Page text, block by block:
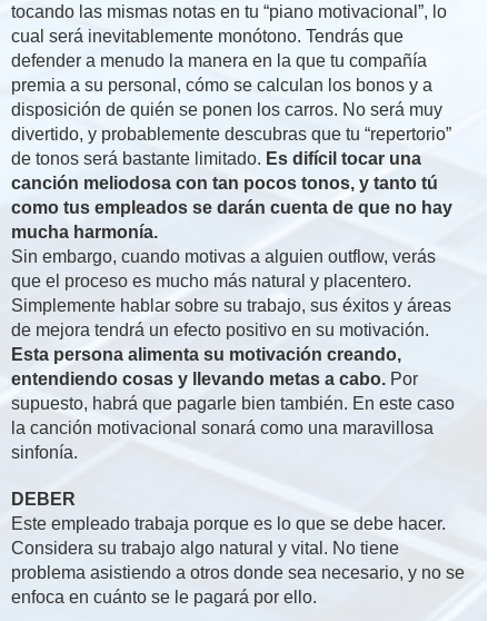
tocando las mismas notas en tu “piano motivacional”, lo
cual será inevitablemente monótono. Tendrás que
defender a menudo la manera en la que tu compañía
premia a su personal, cómo se calculan los bonos y a
disposición de quién se ponen los carros. No será muy
divertido, y probablemente descubras que tu “repertorio”
de tonos será bastante limitado. Es difícil tocar una
canción meliodosa con tan pocos tonos, y tanto tú
como tus empleados se darán cuenta de que no hay
mucha harmonía.
Sin embargo, cuando motivas a alguien outflow, verás
que el proceso es mucho más natural y placentero.
Simplemente hablar sobre su trabajo, sus éxitos y áreas
de mejora tendrá un efecto positivo en su motivación.
Esta persona alimenta su motivación creando,
entendiendo cosas y llevando metas a cabo. Por
supuesto, habrá que pagarle bien también. En este caso
la canción motivacional sonará como una maravillosa
sinfonía.
DEBER
Este empleado trabaja porque es lo que se debe hacer.
Considera su trabajo algo natural y vital. No tiene
problema asistiendo a otros donde sea necesario, y no se
enfoca en cuánto se le pagará por ello.